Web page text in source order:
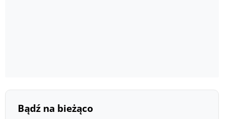
Bądź na bieżąco